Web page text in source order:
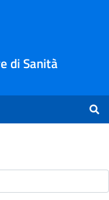
di Sanità
-